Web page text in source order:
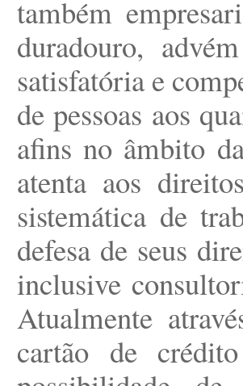
também
duradouro,
satisfatória e
de pessoas aos
afins no âmbito
atenta aos
sistemática de
defesa de seus
inclusive
Atualmente
cartão de